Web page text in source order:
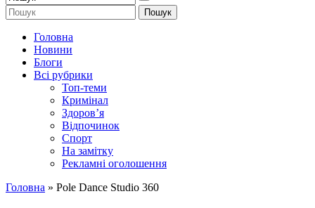
Головна
Новини
Блоги
Всі рубрики
Топ-теми
Кримінал
Здоров’я
Відпочинок
Спорт
На замітку
Рекламні оголошення
Головна » Pole Dance Studio 360